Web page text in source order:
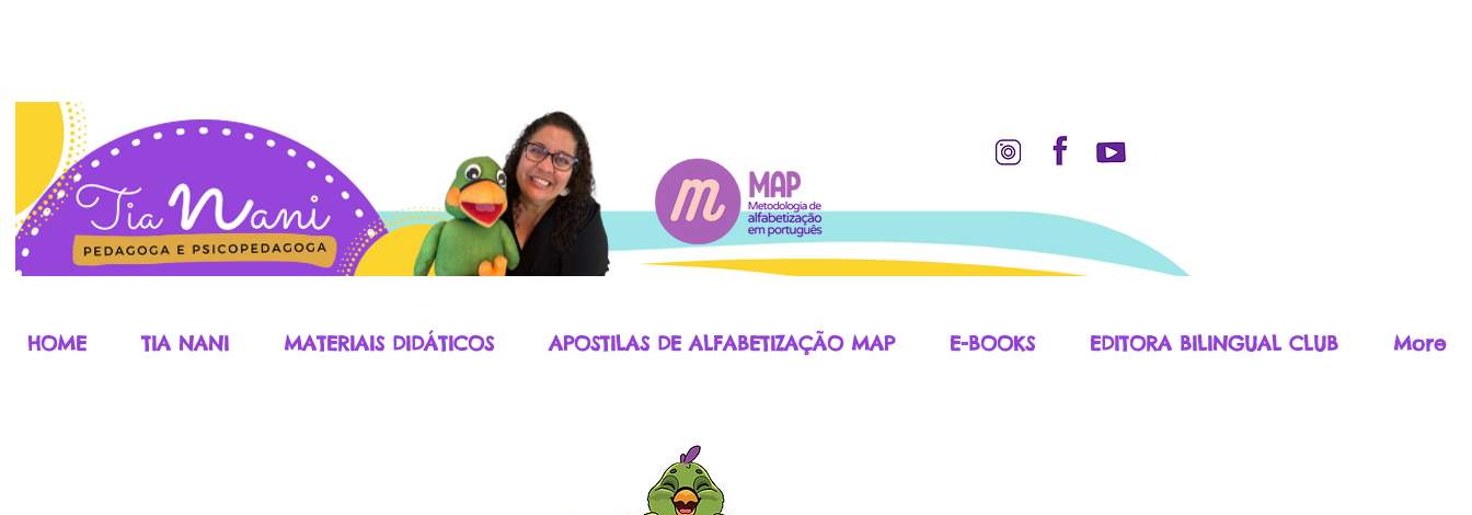
HOME TIA NANI MATERIAIS DIDÁTICOS APOSTILAS DE ALFABETIZAÇÃO MAP E-BOOKS EDITORA BILINGUAL CLUB More